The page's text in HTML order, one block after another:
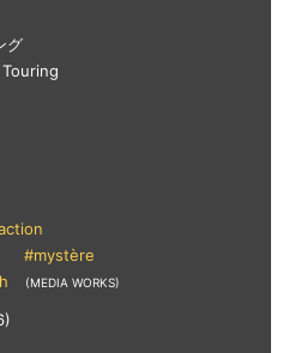
グ
#mystère
(MEDIA WORKS)